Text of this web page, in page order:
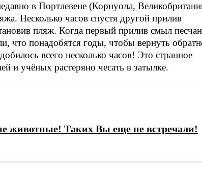
в Портлевене (Корнуолл,
Несколько часов спустя другой прилив
пляж. Когда первый прилив смыл
что понадобятся годы, чтобы вернуть
всего несколько часов! Это странное
и учёных растеряно чесать в затылке.
животные! Таких Вы еще не встречали!